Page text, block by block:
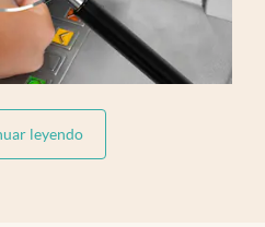
leyendoabre en nueva pestaña